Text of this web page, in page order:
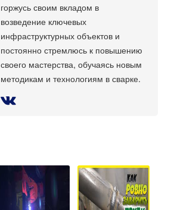
горжусь своим вкладом в
возведение ключевых
инфраструктурных объектов и
постоянно стремлюсь к повышению
своего мастерства, обучаясь новым
методикам и технологиям в сварке.